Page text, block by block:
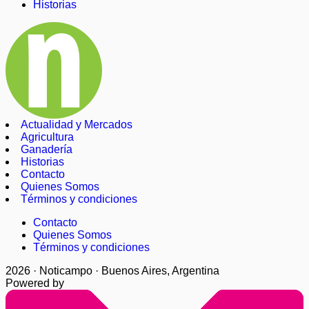
Historias
Actualidad y Mercados
Agricultura
Ganadería
Historias
Contacto
Quienes Somos
Términos y condiciones
Contacto
Quienes Somos
Términos y condiciones
2026 · Noticampo · Buenos Aires, Argentina
Powered by